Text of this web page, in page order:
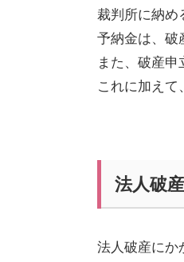
裁判所に納め
予納金は、破
また、破産申
これに加えて
法人破
法人破産にか